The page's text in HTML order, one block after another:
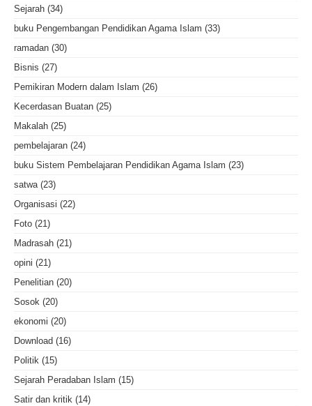
Sejarah (34)
buku Pengembangan Pendidikan Agama Islam (33)
ramadan (30)
Bisnis (27)
Pemikiran Modern dalam Islam (26)
Kecerdasan Buatan (25)
Makalah (25)
pembelajaran (24)
buku Sistem Pembelajaran Pendidikan Agama Islam (23)
satwa (23)
Organisasi (22)
Foto (21)
Madrasah (21)
opini (21)
Penelitian (20)
Sosok (20)
ekonomi (20)
Download (16)
Politik (15)
Sejarah Peradaban Islam (15)
Satir dan kritik (14)